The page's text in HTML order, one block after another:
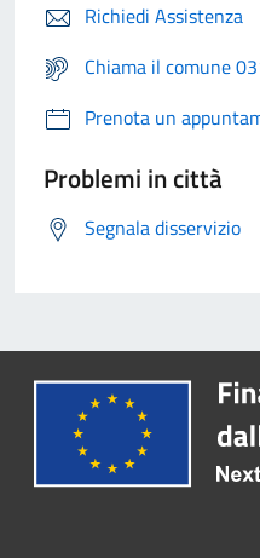
Richiedi Assistenza
Chiama il comune
Prenota un
Problemi in città
Segnala disservizio